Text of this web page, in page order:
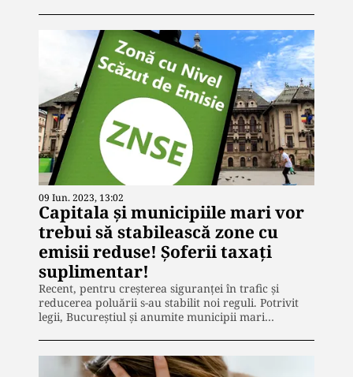
09 Iun. 2023, 13:02
Capitala și municipiile mari vor
trebui să stabilească zone cu
emisii reduse! Șoferii taxați
suplimentar!
Recent, pentru creșterea siguranței în trafic și
reducerea poluării s-au stabilit noi reguli. Potrivit
legii, Bucureștiul și anumite municipii mari…